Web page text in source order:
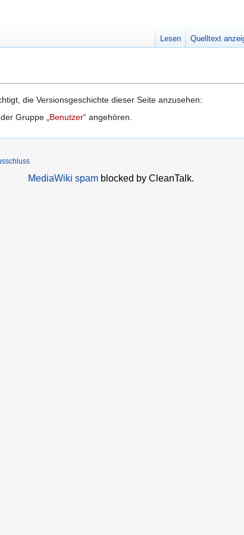
die Versionsgeschichte dieser Seite anzusehen:
Gruppe „Benutzer“ angehören.
Lesen Quelltext
MediaWiki spamblocked by CleanTalk.